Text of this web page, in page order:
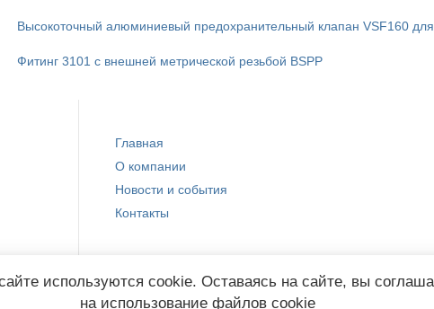
Высокоточный алюминиевый предохранительный клапан VSF160 для
Фитинг 3101 с внешней метрической резьбой BSPP
Главная
О компании
Новости и события
Контакты
используются cookie. Оставаясь на сайте, вы
на использование файлов cookie